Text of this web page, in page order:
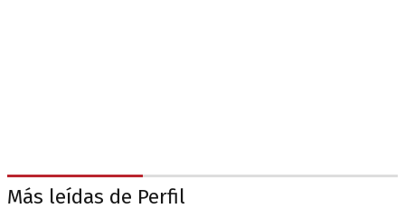
Más leídas de Perfil